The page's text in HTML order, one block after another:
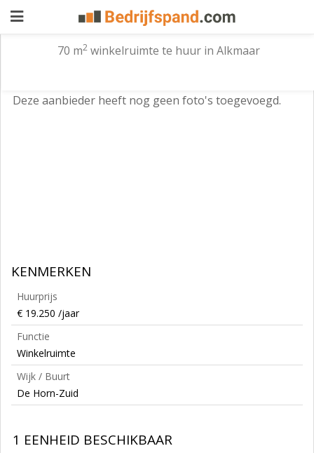
aanbieden
70 m2winkelruimte te huur in Alkmaar
Deze aanbieder heeft nog geen foto's toegevoegd.
KENMERKEN
Huurprijs
€ 19.250 /jaar
Functie
Winkelruimte
Wijk / Buurt
De Horn-Zuid
1 EENHEID BESCHIKBAAR